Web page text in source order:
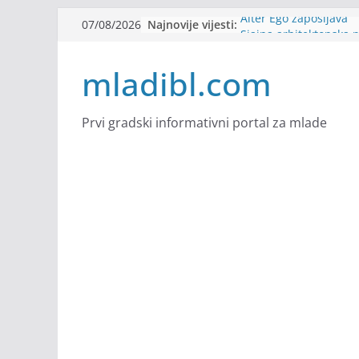
07/08/2026 Najnovije vijesti: Alter Ego zapošljava
Veranda zapošljava
mladibl.com
Prvi gradski informativni portal za mlade